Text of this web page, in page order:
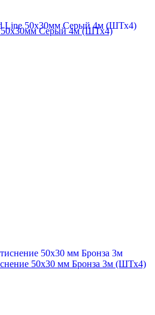
Серый 4м (ШТх4)
50х30 мм Бронза 3м (ШТх4)